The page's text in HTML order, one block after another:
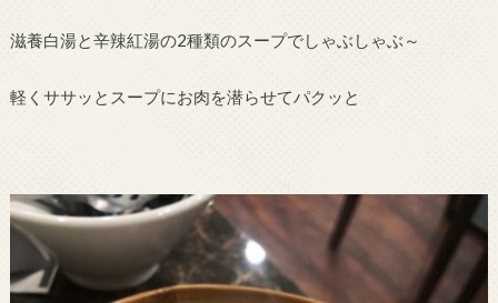
滋養白湯と辛辣紅湯の2種類のスープでしゃぶしゃぶ～
軽くササッとスープにお肉を潜らせてパクッと